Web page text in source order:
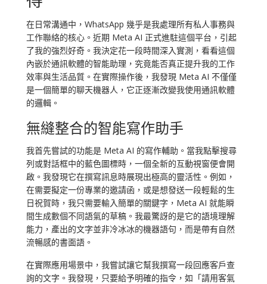
在日常溝通中，WhatsApp 幾乎是我處理所有私人事務與
工作聯絡的核心。近期 Meta AI 正式進駐這個平台，引起
了我的強烈好奇。我決定花一段時間深入實測，看看這個
內嵌於通訊軟體的智能助理，究竟能否真正提升我的工作
效率與生活品質。在實際操作後，我發現 Meta AI 不僅僅
是一個簡單的聊天機器人，它正逐漸改變我使用通訊軟體
的邏輯。
無縫整合的智能寫作助手
我首先嘗試的功能是 Meta AI 的寫作輔助。當我點擊搜尋
列或對話框中的藍色圖標時，一個全新的互動視窗便會開
啟。我發現它在撰寫訊息時展現出極高的靈活性。例如，
在需要擬定一份專業的邀請函，或是想發送一段輕鬆的生
日祝賀時，我只需要輸入簡單的關鍵字，Meta AI 就能瞬
間生成數個不同語氣的草稿。我最驚訝的是它的語境理解
能力，產出的文字並非冷冰冰的機器語句，而是帶有自然
流暢感的書面語。
在實際應用場景中，我嘗試讓它幫我撰寫一段回應客戶查
詢的文字。我發現，只要給予明確的指令，如「請用客氣